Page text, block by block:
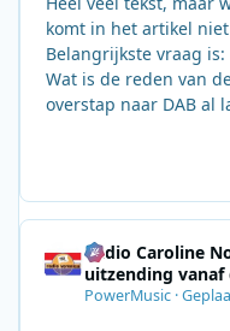
komt in het artikel
Belangrijkste vraag is:
Wat is de reden van
overstap naar DAB al
Radio Caroline
uitzending vanaf
PowerMusic ·